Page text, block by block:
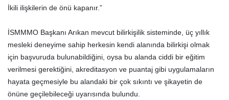
İkili ilişkilerin de önü kapanır.”
İSMMMO Başkanı Arıkan mevcut bilirkişilik sisteminde, üç yıllık
mesleki deneyime sahip herkesin kendi alanında bilirkişi olmak
için başvuruda bulunabildiğini, oysa bu alanda ciddi bir eğitim
verilmesi gerektiğini, akreditasyon ve puantaj gibi uygulamaların
hayata geçmesiyle bu alandaki bir çok sıkıntı ve şikayetin de
önüne geçilebileceği uyarısında bulundu.